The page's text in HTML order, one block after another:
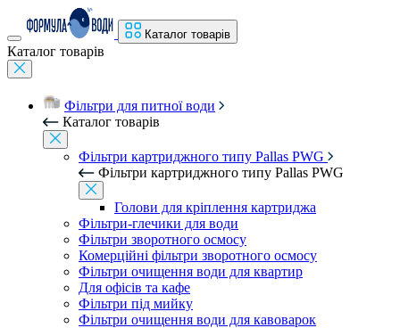
Каталог товарів
Каталог товарів
Фільтри для питної води
Каталог товарів
Фільтри картриджного типу Pallas PWG
Фільтри картриджного типу Pallas PWG
Голови для кріплення картриджа
Фільтри-глечики для води
Фільтри зворотного осмосу
Комерційні фільтри зворотного осмосу
Фільтри очищення води для квартир
Для офісів та кафе
Фільтри під мийку
Фільтри очищення води для кавоварок